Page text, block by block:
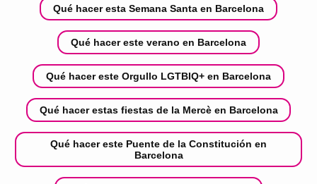
Qué hacer esta Semana Santa en Barcelona
Qué hacer este verano en Barcelona
Qué hacer este Orgullo LGTBIQ+ en Barcelona
Qué hacer estas fiestas de la Mercè en Barcelona
Qué hacer este Puente de la Constitución en
Barcelona